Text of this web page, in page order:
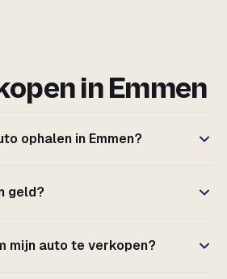
in Emmen
ophalen in Emmen?
geld?
mijn auto te verkopen?